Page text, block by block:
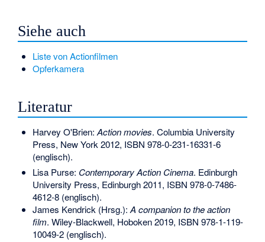
Siehe auch
Liste von Actionfilmen
Opferkamera
Literatur
Harvey O'Brien: Action movies. Columbia University
Press, New York 2012, ISBN 978-0-231-16331-6
(englisch).
Lisa Purse: Contemporary Action Cinema. Edinburgh
University Press, Edinburgh 2011, ISBN 978-0-7486-
4612-8(englisch).
James Kendrick (Hrsg.): A companion to the action
film. Wiley-Blackwell, Hoboken 2019, ISBN 978-1-119-
10049-2(englisch).